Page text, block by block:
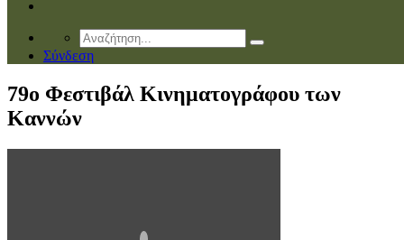
Σύνδεση
79ο Φεστιβάλ Κινηματογράφου των
Καννών